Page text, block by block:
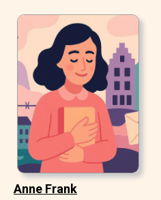
Anne Frank